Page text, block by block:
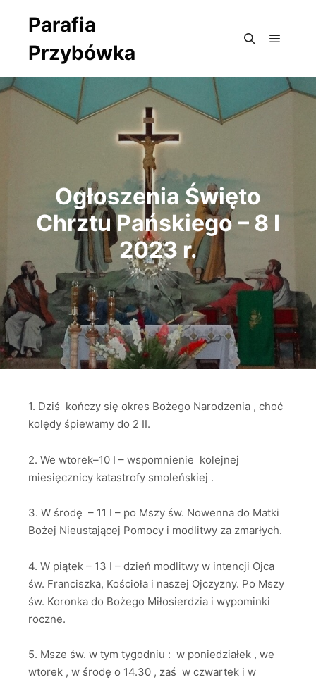
Parafia
Przybówka
Ogłoszenia Święto
Chrztu Pańskiego – 8 I
2023 r.
1. Dziś kończy się okres Bożego Narodzenia , choć
kolędy śpiewamy do 2 II.
2. We wtorek–10 I – wspomnienie kolejnej
miesięcznicy katastrofy smoleńskiej .
3. W środę – 11 I – po Mszy św. Nowenna do Matki
Bożej Nieustającej Pomocy i modlitwy za zmarłych.
4. W piątek – 13 I – dzień modlitwy w intencji Ojca
św. Franciszka, Kościoła i naszej Ojczyzny. Po Mszy
św. Koronka do Bożego Miłosierdzia i wypominki
roczne.
5. Msze św. w tym tygodniu : w poniedziałek , we
wtorek , w środę o 14.30 , zaś w czwartek i w